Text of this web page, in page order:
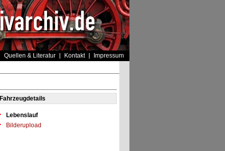
Quellen & Literatur Kontakt Impressum
Fahrzeugdetails
Lebenslauf
Bilderupload